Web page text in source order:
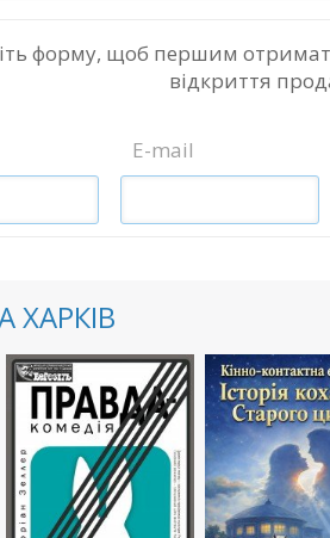
форму, щоб першим
відкриття
E-mail
ХАРКІВ